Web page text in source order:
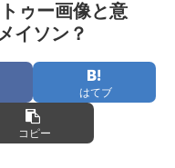
ゥー画像と意
イソン？
はてブ
コピー